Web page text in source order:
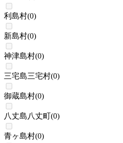
利島村(0)
新島村(0)
神津島村(0)
三宅島三宅村(0)
御蔵島村(0)
八丈島八丈町(0)
青ヶ島村(0)